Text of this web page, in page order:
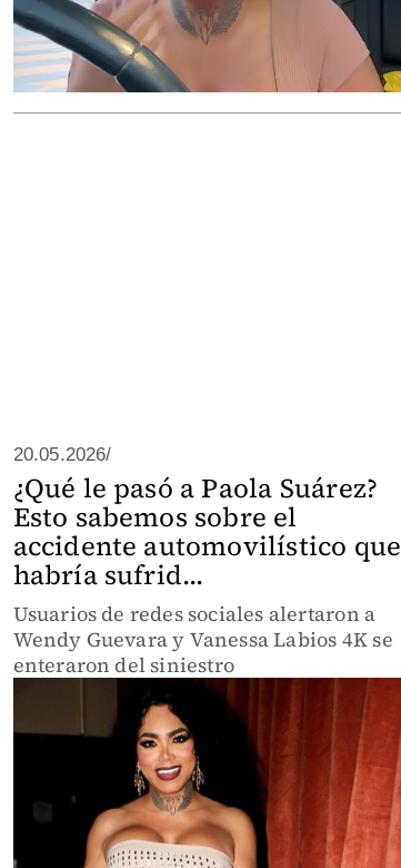
20.05.2026/
¿Qué le pasó a Paola Suárez?
Esto sabemos sobre el
accidente automovilístico que
habría sufrid...
Usuarios de redes sociales alertaron a
Wendy Guevara y Vanessa Labios 4K se
enteraron del siniestro